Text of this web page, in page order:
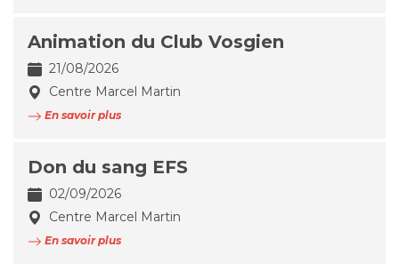
Animation du Club Vosgien
21/08/2026
Centre Marcel Martin
En savoir plus
Don du sang EFS
02/09/2026
Centre Marcel Martin
En savoir plus